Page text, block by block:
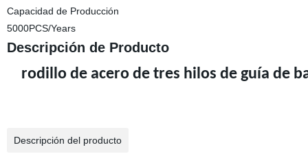
Capacidad de Producción
5000PCS/Years
Descripción de Producto
rodillo de acero de tres hilos de guía de
Descripción del producto